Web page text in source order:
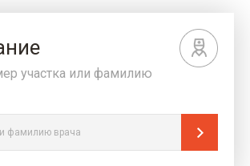
участка или фамилию